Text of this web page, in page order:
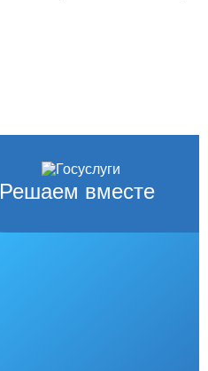
Решаем вместе